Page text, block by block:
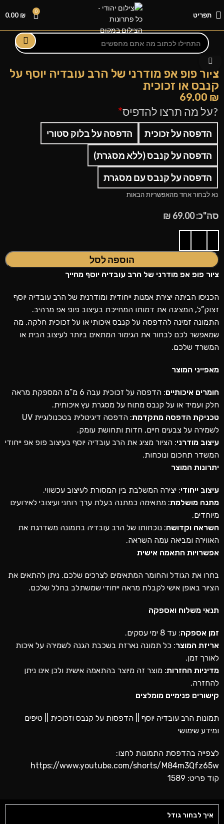
תפריט 0
0.00 ₪
ציור פופ אפ מודרני של הרב עובדיה יוסף על
קנבס או זכוכית
69.00 ₪
?על מה תרצו להדפיס*
הדפסה על זכוכית
הדפסה על בלוק סטורי
הדפסה על קנבס (ללא מסגרת)
הדפסה על קנבס עם מסגרת
נא לבחור אחד מהאפשריות הבאות
סה"כ:69.00
₪
הוספה לסל
ציור פופ אפ מודרני של הרב עובדיה יוסף מחייך
הכניסו הביתה יצירת אמנות ייחודית ומודרנית של הרב עובדיה יוסף
זצוק”ל, המציגה את דמותו המחייכת בעיצוב פופ אפ מרהיב.
התמונה זמינה להדפסה על קנבס איכותי או על זכוכית חלקה, מה
שמאפשר לכם לבחור את הגימור המתאים ביותר לעיצוב הבית או
המשרד שלכם.
מאפייני המוצר
חומרים איכותיים
: הדפסה על זכוכית עבה 6 מ”מ המספקת מראה
חלק ועמיד או על קנבס מתוח על מסגרת עץ איכותית.
טכניקת הדפסה מתקדמת
: הדפסה דיגיטלית בטכנולוגיית UV
לשמירה על צבעים חיים, חדות ותחושת עומק.
עיצוב מודרני: הציור מציג את הרב עובדיה יוסף בעיצוב פופ אפ ייחודי
המשדר תחכום ונוכחות.
יתרונות המוצר
עיצוב ייחודי: יצירה המשלבת בין המסורת לעיצוב עכשווי.
מתנה מושלמת: מתאימה כמתנה בעלת ערך רוחני ועיצובי לאירועים
מיוחדים.
השראה וקדושה: נוכחותו של הרב עובדיה בתמונה משדרגת את
האווירה ומביאה עמה השראה.
אפשרויות התאמה אישית
בחרו את הגודל והחומר המתאימים לצרכים שלכם. ניתן להתאים את
הציור באופן אישי לקבלת מראה ייחודי שמשתלב בחלל שלכם.
תנאי משלוח ואספקה
זמן אספקה: עד 8 ימי עסקים.
אריזת המוצר: כל תמונה נארזת בשכבת הגנה לשמירה על איכות
לאורך זמן.
מדיניות החזרות: מוצר זה מיוצר בהתאמה אישית ולכן אינו ניתן
להחזרה.
קישורים פנימיים מומלצים
תמונות הרב עובדיה יוסף || הדפסות על קנבס וזכוכית || טיפים
ומידע שימושי
לצפייה בהדפסת התמונות לחצו:
https://www.youtube.com/shorts/M84m3Qfz65w
קוד פריט: 1589
איך לבחור גודל